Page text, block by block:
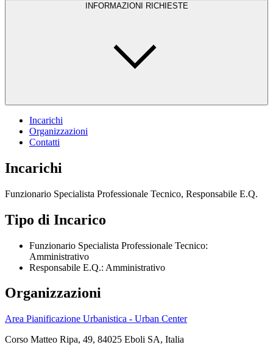
INFORMAZIONI RICHIESTE
Incarichi
Organizzazioni
Contatti
Incarichi
Funzionario Specialista Professionale Tecnico, Responsabile E.Q.
Tipo di Incarico
Funzionario Specialista Professionale Tecnico:
Amministrativo
Responsabile E.Q.: Amministrativo
Organizzazioni
Area Pianificazione Urbanistica - Urban Center
Corso Matteo Ripa, 49, 84025 Eboli SA, Italia